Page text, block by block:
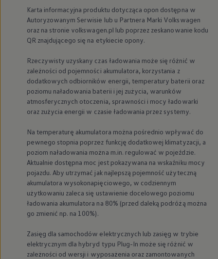
Odwiedź Volkswagen Home
Warto wybrać Volkswagena
Infolinia Volkswagen
Podcast Elektrycznie Tematyczni
Umów się na Serwis
Newsletter ID.
Społeczność Volkswagena
Znajdź Dealera
Zapisz się na jazdę próbną
Karta informacyjna produktu dotycząca opon dostępna w
Autoryzowanym Serwisie lub u Partnera Marki Volkswagen
oraz na stronie volkswagen.pl lub poprzez zeskanowanie kodu
QR znajdującego się na etykiecie opony.
Rzeczywisty uzyskany czas ładowania może się różnić w
zależności od pojemności akumulatora, korzystania z
dodatkowych odbiorników energii, temperatury baterii oraz
poziomu naładowania baterii i jej zużycia, warunków
atmosferycznych otoczenia, sprawności i mocy ładowarki
oraz zużycia energii w czasie ładowania przez systemy.
Na temperaturę akumulatora można pośrednio wpływać do
pewnego stopnia poprzez funkcję dodatkowej klimatyzacji, a
poziom naładowania można m.in. regulować w pojeździe.
Aktualnie dostępna moc jest pokazywana na wskaźniku mocy
pojazdu. Aby utrzymać jak najlepszą pojemność użyteczną
akumulatora wysokonapięciowego, w codziennym
użytkowaniu zaleca się ustawienie docelowego poziomu
ładowania akumulatora na 80% (przed daleką podróżą można
go zmienić np. na 100%).
Zasięg dla samochodów elektrycznych lub zasięg w trybie
elektrycznym dla hybryd typu Plug-In może się różnić w
zależności od wersji i wyposażenia oraz zamontowanych